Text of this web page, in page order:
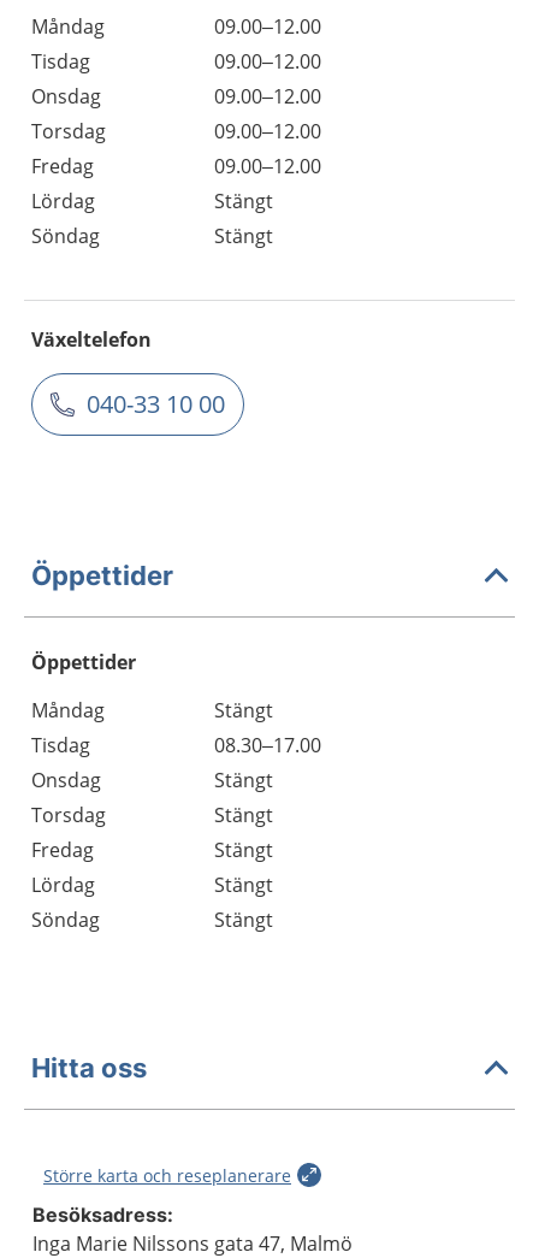
Måndag
09.00–12.00
Tisdag
09.00–12.00
Onsdag
09.00–12.00
Torsdag
09.00–12.00
Fredag
09.00–12.00
Lördag
Stängt
Söndag
Stängt
Växeltelefon
040-33 10 00
Öppettider
Öppettider
Dag
Öppettider
Kommentarer
Måndag
Stängt
Tisdag
08.30–17.00
Onsdag
Stängt
Torsdag
Stängt
Fredag
Stängt
Lördag
Stängt
Söndag
Stängt
Hitta oss
Större karta och reseplanerare
Besöksadress:
Inga Marie Nilssons gata 47, Malmö